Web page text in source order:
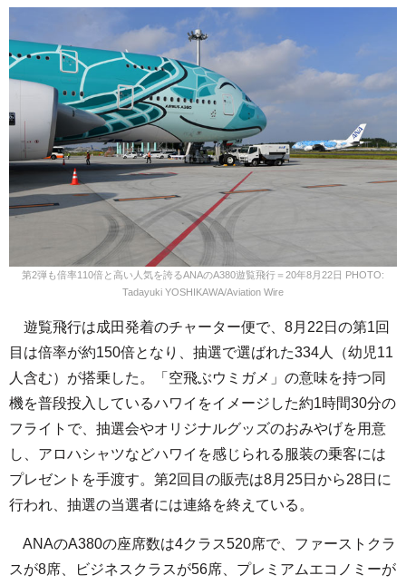
第2弾も倍率110倍と高い人気を誇るANAのA380遊覧飛行＝20年8月22日 PHOTO:
Tadayuki YOSHIKAWA/Aviation Wire
遊覧飛行は成田発着のチャーター便で、8月22日の第1回
目は倍率が約150倍となり、抽選で選ばれた334人（幼児11
人含む）が搭乗した。「空飛ぶウミガメ」の意味を持つ同
機を普段投入しているハワイをイメージした約1時間30分の
フライトで、抽選会やオリジナルグッズのおみやげを用意
し、アロハシャツなどハワイを感じられる服装の乗客には
プレゼントを手渡す。第2回目の販売は8月25日から28日に
行われ、抽選の当選者には連絡を終えている。
ANAのA380の座席数は4クラス520席で、ファーストクラ
スが8席、ビジネスクラスが56席、プレミアムエコノミーが